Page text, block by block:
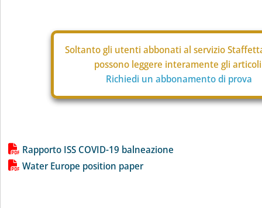
Soltanto gli utenti abbonati al servizio
possono leggere interamente gli
Richiedi un abbonamento di prova
Lista allegati PDF alla notizia
Rapporto ISS COVID-19 balneazione
Water Europe position paper